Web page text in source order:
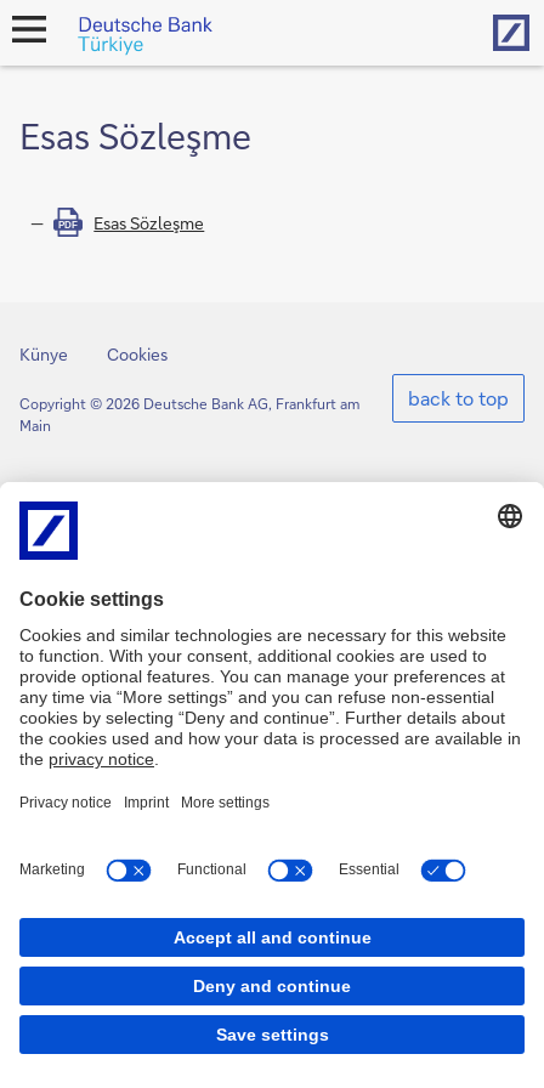
open
Esas Sözleşme
PDF Esas Sözleşme
Künye Cookies
back to top
Copyright © 2026 Deutsche Bank AG, Frankfurt am
Main